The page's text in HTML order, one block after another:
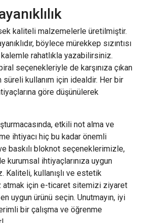
kaliteli malzemelerle üretilmiştir.
böylece mürekkep sızıntısı
rahatlıkla yazabilirsiniz.
seçenekleriyle de karşınıza çıkan
süreli kullanım için idealdir. Her bir
göre düşünülerek
etkili not alma ve
ihtiyacı hiç bu kadar önemli
baskılı bloknot seçeneklerimizle,
kurumsal ihtiyaçlarınıza uygun
Kaliteli, kullanışlı ve estetik
atmak için e-ticaret sitemizi ziyaret
uygun ürünü seçin. Unutmayın, iyi
bir çalışma ve öğrenme